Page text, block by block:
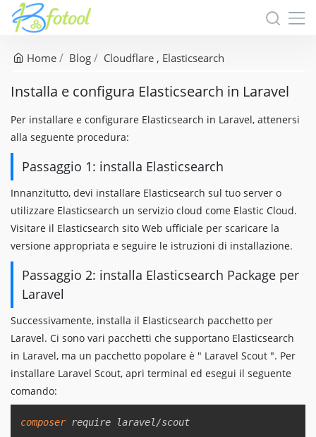
Home Blog Cloudflare Elasticsearch
Installa e configura Elasticsearch in Laravel
Per installare e configurare Elasticsearch in Laravel, attenersi
alla seguente procedura:
Passaggio 1: installa Elasticsearch
Innanzitutto, devi installare Elasticsearch sul tuo server o
utilizzare Elasticsearch un servizio cloud come Elastic Cloud.
Visitare il Elasticsearch sito Web ufficiale per scaricare la
versione appropriata e seguire le istruzioni di installazione.
Passaggio 2: installa Elasticsearch Package per
Laravel
Successivamente, installa il Elasticsearch pacchetto per
Laravel. Ci sono vari pacchetti che supportano Elasticsearch
in Laravel, ma un pacchetto popolare è " Laravel Scout ". Per
installare Laravel Scout, apri terminal ed esegui il seguente
comando:
composer